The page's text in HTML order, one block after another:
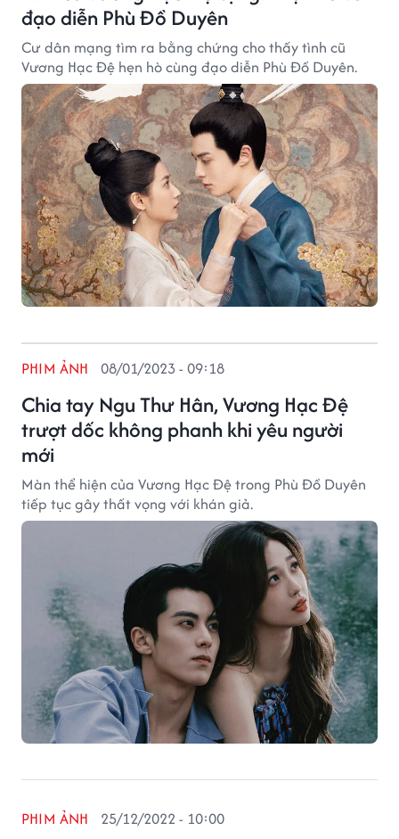
đạo diễn Phù Đồ Duyên
Cư dân mạng tìm ra bằng chứng cho thấy tình cũ
Vương Hạc Đệ hẹn hò cùng đạo diễn Phù Đồ Duyên.
Chia tay Ngu Thư Hân, Vương Hạc Đệ
trượt dốc không phanh khi yêu người
mới
PHIM ẢNH 08/01/2023 - 09:18
Màn thể hiện của Vương Hạc Đệ trong Phù Đồ Duyên
tiếp tục gây thất vọng với khán giả.
PHIM ẢNH 25/12/2022 - 10:00